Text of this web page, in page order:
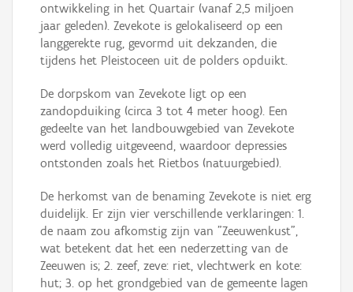
ontwikkeling in het Quartair (vanaf 2,5 miljoen
jaar geleden). Zevekote is gelokaliseerd op een
langgerekte rug, gevormd uit dekzanden, die
tijdens het Pleistoceen uit de polders opduikt.
De dorpskom van Zevekote ligt op een
zandopduiking (circa 3 tot 4 meter hoog). Een
gedeelte van het landbouwgebied van Zevekote
werd volledig uitgeveend, waardoor depressies
ontstonden zoals het Rietbos (natuurgebied).
De herkomst van de benaming Zevekote is niet erg
duidelijk. Er zijn vier verschillende verklaringen: 1.
de naam zou afkomstig zijn van "Zeeuwenkust",
wat betekent dat het een nederzetting van de
Zeeuwen is; 2. zeef, zeve: riet, vlechtwerk en kote:
hut; 3. op het grondgebied van de gemeente lagen